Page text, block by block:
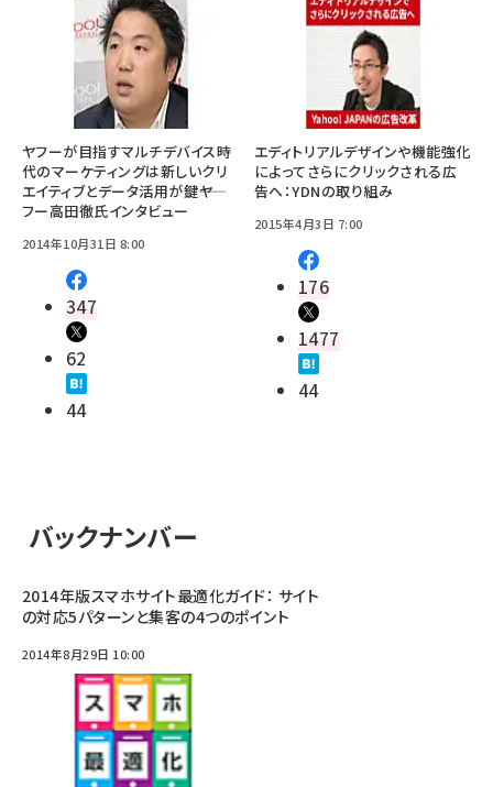
ヤフーが目指すマルチデバイス時
代のマーケティングは新しいクリ
エイティブとデータ活用が鍵――ヤ
フー高田徹氏インタビュー
2014年10月31日 8:00
347
62
44
エディトリアルデザインや機能強化
によってさらにクリックされる広
告へ：YDNの取り組み
2015年4月3日 7:00
176
1477
44
バックナンバー
2014年版スマホサイト最適化ガイド： サイト
の対応5パターンと集客の4つのポイント
2014年8月29日 10:00